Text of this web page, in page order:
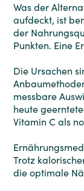
Was der
aufdeckt, ist
der
Punkten. Eine
Die Ursachen
messbare
heute
Vitamin C als
Trotz
die optimale